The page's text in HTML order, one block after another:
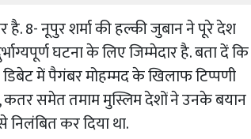
8- नूपुर शर्मा की हल्की जुबान ने पूरे देश
घटना के लिए जिम्मेदार है. बता दें कि
डिबेट में पैगंबर मोहम्मद के खिलाफ टिप्पणी
समेत तमाम मुस्लिम देशों ने उनके बयान
निलंबित कर दिया था.